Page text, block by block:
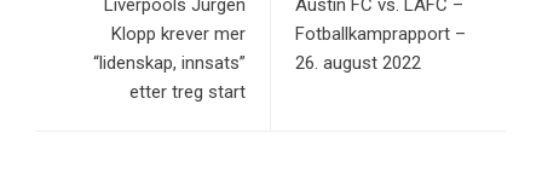
Liverpools Jurgen
Klopp krever mer
“lidenskap, innsats”
etter treg start
Austin FC vs. LAFC –
Fotballkamprapport –
26. august 2022